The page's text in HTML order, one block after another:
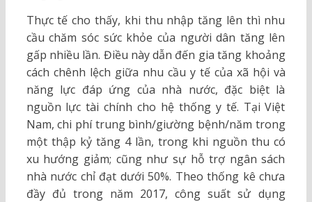
Thực tế cho thấy, khi thu nhập tăng lên thì nhu
cầu chăm sóc sức khỏe của người dân tăng lên
gấp nhiều lần. Điều này dẫn đến gia tăng khoảng
cách chênh lệch giữa nhu cầu y tế của xã hội và
năng lực đáp ứng của nhà nước, đặc biệt là
nguồn lực tài chính cho hệ thống y tế. Tại Việt
Nam, chi phí trung bình/giường bệnh/năm trong
một thập kỷ tăng 4 lần, trong khi nguồn thu có
xu hướng giảm; cũng như sự hỗ trợ ngân sách
nhà nước chỉ đạt dưới 50%. Theo thống kê chưa
đầy đủ trong năm 2017, công suất sử dụng